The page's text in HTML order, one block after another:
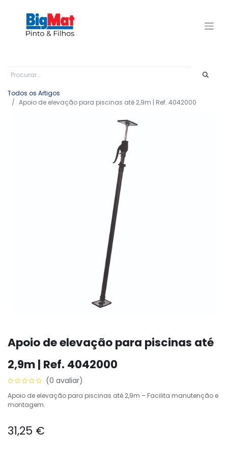
Todos os Artigos
Apoio de elevação para piscinas até 2,9m | Ref. 4042000
Apoio de elevação para piscinas até
2,9m | Ref. 4042000
(0 avaliar)
Apoio de elevação para piscinas até 2,9m – Facilita manutenção e
montagem.
31,25 €